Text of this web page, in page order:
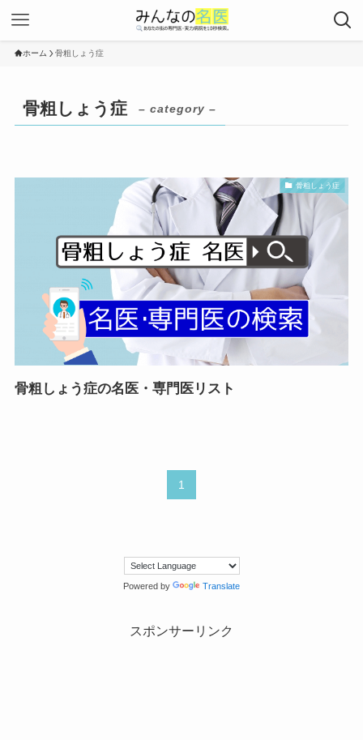
ホーム 骨粗しょう症
骨粗しょう症 – category –
骨粗しょう症
骨粗しょう症の名医・専門医リスト
1
Powered by Translate
スポンサーリンク